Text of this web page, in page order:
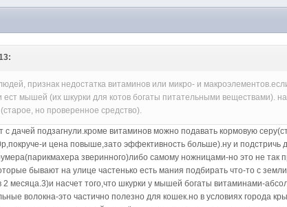
признак недостатка витаминов или микро- и
ест мышей (их шкурки для котов богаты питательными веществами).
но проверенное средство).
с дачей подзагнули.кроме витаминов можно подавать кормовую
и цена повыше,зато эффективность больше).ну и подстричь
зверинного)либо самому ножницами-но это не так
бывают на улице частенько есть мания подбирать что-то с
2 месяца.3)и насчет того,что шкурки у мышей богаты витаминами-
волокна-это частично полезно для кошек.но в условиях города